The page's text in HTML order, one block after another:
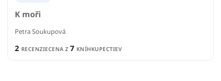
K moři
Petra Soukupová
2 RECENZIECENA Z 7 KNÍHKUPECTIEV